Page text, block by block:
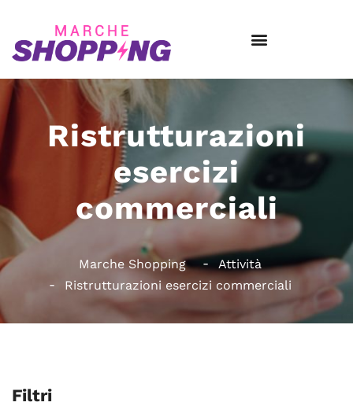
Ristrutturazioni
esercizi
commerciali
Marche Shopping
Attività
Ristrutturazioni esercizi commerciali
Filtri